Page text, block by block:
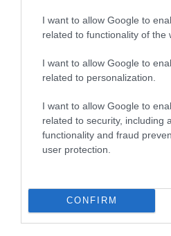
I want to allow Google to
related to functionality of the
I want to allow Google to
related to personalization.
I want to allow Google to
related to security, including
functionality and fraud
user protection.
CONFIRM
IDŐSNEK TUDNIA KELL A
A VIDEÓHÍVÁS NEM ÖLELÉS,
A